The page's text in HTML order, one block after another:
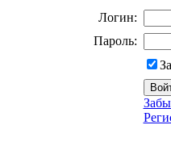
Логин:
Пароль: